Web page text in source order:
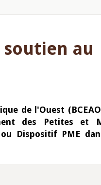
au
de l'Ouest
des Petites et
Dispositif PME